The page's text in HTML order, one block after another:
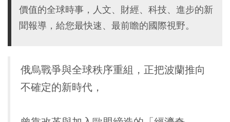
價值的全球時事，人文、財經、科技、進步的新
聞報導，給您最快速、最前瞻的國際視野。
俄烏戰爭與全球秩序重組，正把波蘭推向
不確定的新時代，